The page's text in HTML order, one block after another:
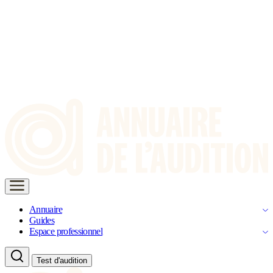
Annuaire
Guides
Espace professionnel
Test d'audition